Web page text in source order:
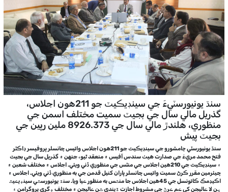
سنڌ يونيورسٽيءَ جي سينڊيڪيٽ جو 211هون اجلاس،
گذريل مالي سال جي بجيٽ سميت مختلف اسمن جي
منظوري، هلندڙ مالي سال جي 8926.373 ملين رپين جي
بجيٽ پيش
سنڌ يونيورسٽي ڄامشورو جي سينڊيڪيٽ جو 211هون اجلاس وائيس چانسلر پروفيسر ڊاڪٽر
فتح محمد مريءَ جي صدارت هيٺ سندس آفيس ۾ منعقد ٿيو، جنهن ۾ گذريل سال جي بجيٽ
۽ سينڊيڪيٽ جي 210هين اجلاس جي منٽس جي منظوري ڏني ويئي. اجلاس ۾ مختلف شعبن ۾
چيئرمين مقرر ڪرڻ سميت وائيس چانسلر پاران کنيل قدمن جي به منظوري ڏني ويئي. اجلاس ۾
اڪيڊمڪ ڪائونسل جي 45هين اجلاس جا منٽس به منظور ڪيا ويا. سنڌ يونيورسٽي سينڊيڪيٽ
ٻن لا ڪاليجن کي ڪم ڪرڻ جي مشروط اجازت ڏيندي ٽن ڪاليجن ۾ مختلف ڊگري پروگرامن ۽